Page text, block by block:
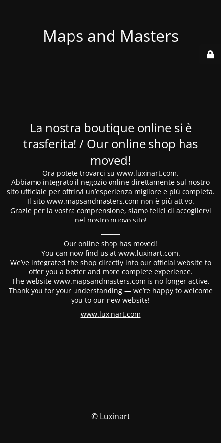
Maps and Masters
La nostra boutique online si è
trasferita! / Our online shop has
moved!
Ora potete trovarci su www.luxinart.com.
Abbiamo integrato il negozio online direttamente sul nostro
sito ufficiale per offrirvi un’esperienza migliore e più completa.
Il sito www.mapsandmasters.com non è più attivo.
Grazie per la vostra comprensione, siamo felici di accogliervi
nel nostro nuovo sito!
⸻
Our online shop has moved!
You can now find us at www.luxinart.com.
We’ve integrated the shop directly into our official website to
offer you a better and more complete experience.
The website www.mapsandmasters.com is no longer active.
Thank you for your understanding — we’re happy to welcome
you to our new website!
www.luxinart.com
© Luxinart